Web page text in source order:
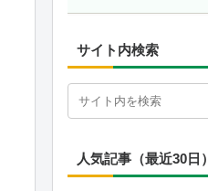
サイト内検索
人気記事（最近30日）